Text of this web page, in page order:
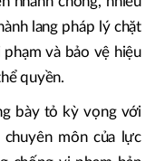
lang pháp lý chặt
và bảo vệ hiệu
quyền.
bày tỏ kỳ vọng với
môn của lực